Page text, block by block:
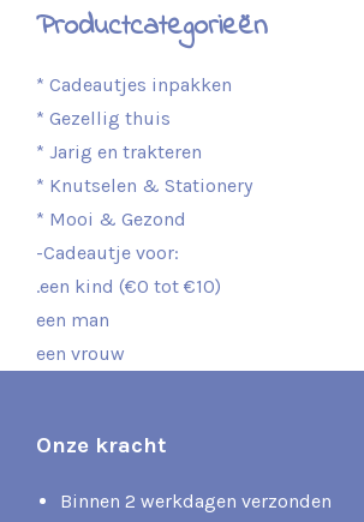
Productcategorieën
* Cadeautjes inpakken
* Gezellig thuis
* Jarig en trakteren
* Knutselen & Stationery
* Mooi & Gezond
-Cadeautje voor:
.een kind (€0 tot €10)
een man
een vrouw
Onze kracht
Binnen 2 werkdagen verzonden